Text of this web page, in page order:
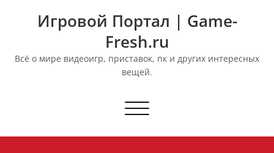
Игровой Портал | Game-
Fresh.ru
Всё о мире видеоигр, приставок, пк и других интересных
вещей.
Переключить